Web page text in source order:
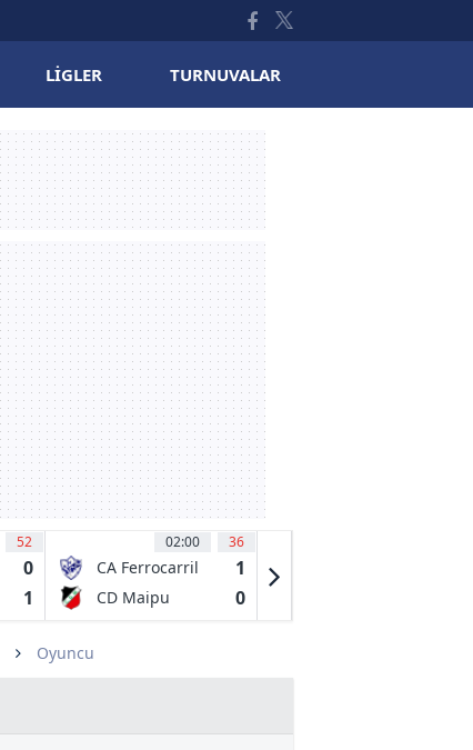
LIGLER TURNUVALAR
52
0
1
02:00 36
CA Ferrocarril
Midland
1
CD Maipu 0
Oyuncu